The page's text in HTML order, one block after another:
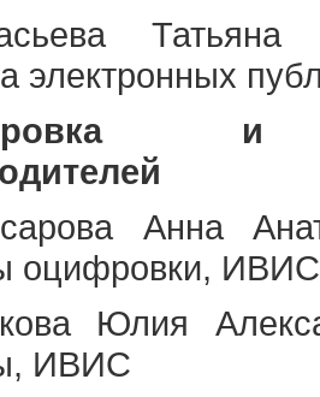
Татьяна
электронных
и
Анна
оцифровки, ИВИС
Юлия
ИВИС